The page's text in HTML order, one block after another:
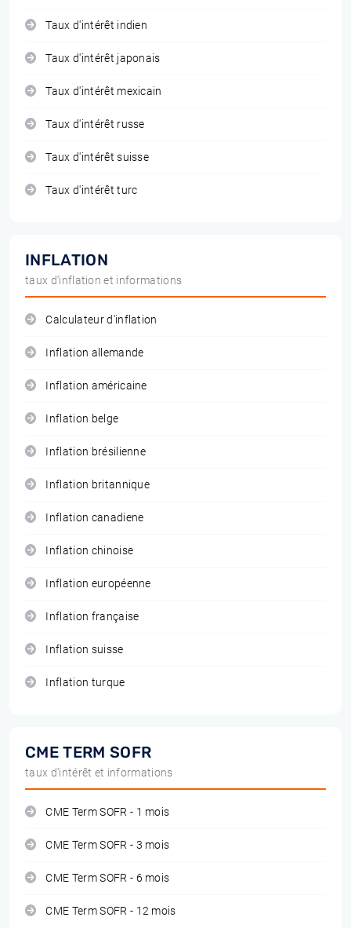
Taux d'intérêt indien
Taux d'intérêt japonais
Taux d'intérêt mexicain
Taux d'intérêt russe
Taux d'intérêt suisse
Taux d'intérêt turc
INFLATION
taux d'inflation et informations
Calculateur d'inflation
Inflation allemande
Inflation américaine
Inflation belge
Inflation brésilienne
Inflation britannique
Inflation canadiene
Inflation chinoise
Inflation européenne
Inflation française
Inflation suisse
Inflation turque
CME TERM SOFR
taux d'intérêt et informations
CME Term SOFR - 1 mois
CME Term SOFR - 3 mois
CME Term SOFR - 6 mois
CME Term SOFR - 12 mois